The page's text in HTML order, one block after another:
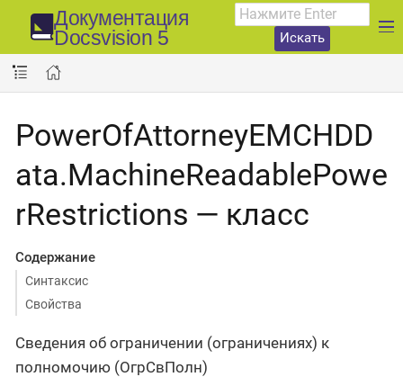
Документация
Docsvision 5
Искать
PowerOfAttorneyEMCHDD
ata.MachineReadablePowe
rRestrictions — класс
Содержание
Синтаксис
Свойства
Сведения об ограничении (ограничениях) к
полномочию (ОгрСвПолн)